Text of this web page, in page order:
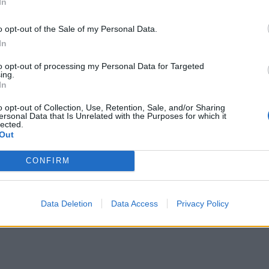
opt-out of the Sale of my Personal Data.
opt-out of processing my Personal Data for Targeted
opt-out of Collection, Use, Retention, Sale, and/or Sharing
Data that Is Unrelated with the Purposes for which it
CONFIRM
Data Deletion Data Access Privacy Policy
για την ΤΣΣΚΑ Σόφιας
Ο κόσμος του ΟΦΗ «εξαφάνισε» 3.000 εισιτήρια σε
Ο κόσμος του ΟΦΗ «εξαφάνισε»
48 ώρες για το Σούπερ Καπ
το ΑΕΚ - ΟΦΗ Super Cup: Η μάχη των φιλάθλων για
Super Cup: Η μάχη των φιλάθλων